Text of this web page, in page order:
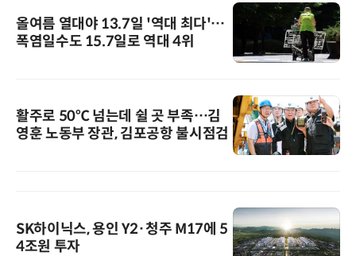
올여름 열대야 13.7일 '역대 최다'…
폭염일수도 15.7일로 역대 4위
활주로 50℃ 넘는데 쉴 곳 부족…김
영훈 노동부 장관, 김포공항 불시점검
SK하이닉스, 용인 Y2·청주 M17에 5
4조원 투자